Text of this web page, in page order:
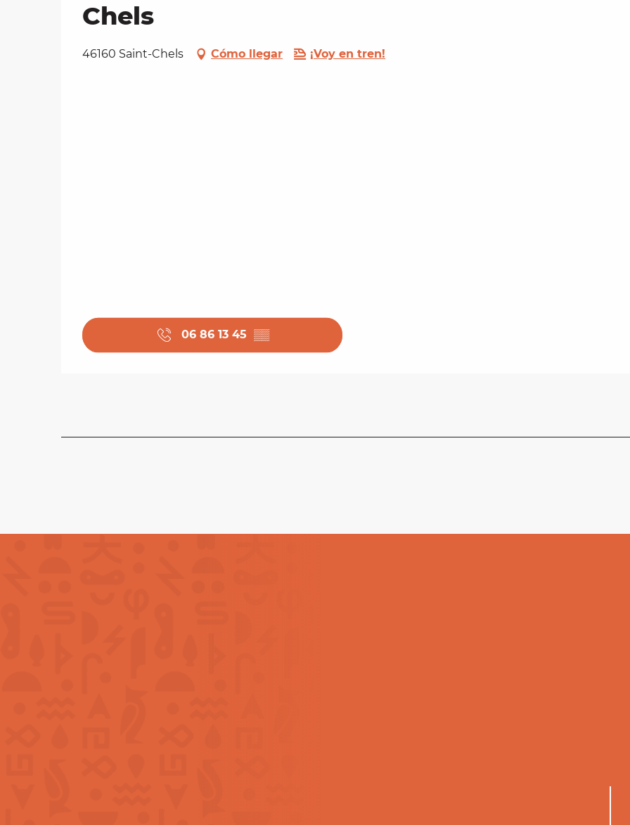
Chels
46160 Saint-Chels Cómo llegar ¡Voy en tren!
06 86 13 45 ▒▒